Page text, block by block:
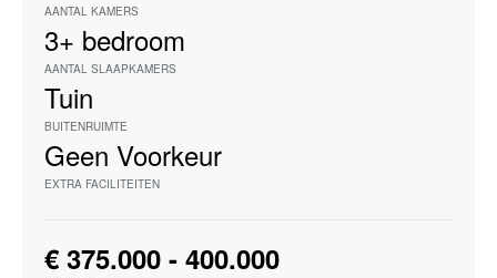
AANTAL KAMERS
3+ bedroom
AANTAL SLAAPKAMERS
Tuin
BUITENRUIMTE
Geen Voorkeur
EXTRA FACILITEITEN
€ 375.000 - 400.000